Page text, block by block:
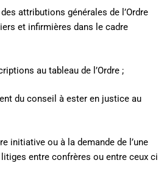
attributions générales de l’Ordre
et infirmières dans le cadre
au tableau de l’Ordre ;
du conseil à ester en justice au
initiative ou à la demande de l’une
entre confrères ou entre ceux ci